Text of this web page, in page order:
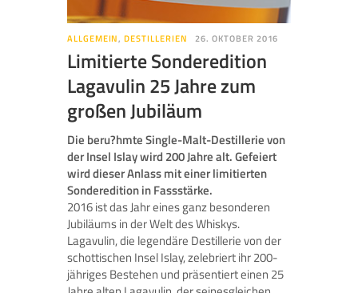
ALLGEMEIN,DESTILLERIEN 26. OKTOBER 2016
Limitierte Sonderedition
Lagavulin 25 Jahre zum
großen Jubiläum
Die beru?hmte Single-Malt-Destillerie von
der Insel Islay wird 200 Jahre alt. Gefeiert
wird dieser Anlass mit einer limitierten
Sonderedition in Fassstärke.
2016 ist das Jahr eines ganz besonderen
Jubiläums in der Welt des Whiskys.
Lagavulin, die legendäre Destillerie von der
schottischen Insel Islay, zelebriert ihr 200-
jähriges Bestehen und präsentiert einen 25